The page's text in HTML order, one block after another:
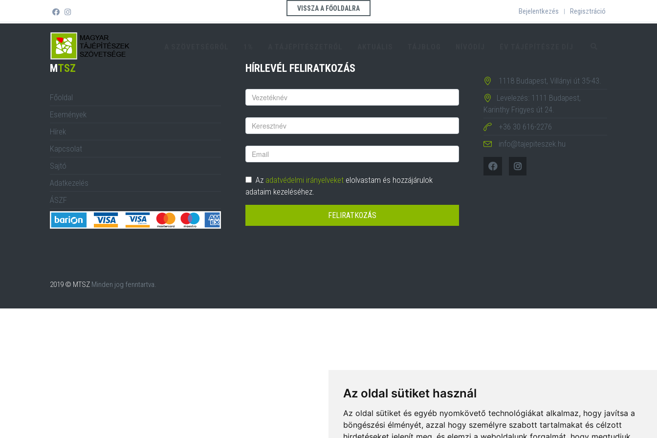
Az oldal sütiket használ
Az oldal sütiket és egyéb nyomkövető technológiákat alkalmaz, hogy javítsa a
böngészési élményét, azzal hogy személyre szabott tartalmakat és célzott
Bejelentkezés | Regisztráció
VISSZA A FŐOLDALRA
MTSZ
Főoldal
Események
Hírek
Kapcsolat
Sajtó
Adatkezelés
ÁSZF
HÍRLEVÉL FELIRATKOZÁS
Keresztnév
Vezetéknév
Email
cím
Adatvédelem
Az adatvédelmi irányelveketelolvastam és hozzájárulok
adataim kezeléséhez.
FELIRATKOZÁS
1118 Budapest, Villányi út 35-43.
Levelezés: 1111 Budapest,
Karinthy Frigyes út 24.
+36 30 616-2276
info@tajepiteszek.hu
2019 © MTSZ Minden jog fenntartva.